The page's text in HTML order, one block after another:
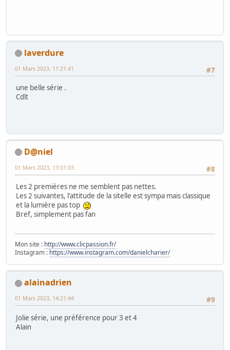
laverdure
#7
01 Mars 2023, 11:21:41
une belle série .
Cdlt
D@niel
#8
01 Mars 2023, 13:01:03
Les 2 premières ne me semblent pas nettes.
Les 2 suivantes, l'attitude de la sitelle est sympa mais classique
et la lumière pas top
Bref, simplement pas fan
Mon site : http://www.clicpassion.fr/
Instagram : https://www.instagram.com/danielcharier/
alainadrien
#9
01 Mars 2023, 14:21:44
Jolie série, une préférence pour 3 et 4
Alain